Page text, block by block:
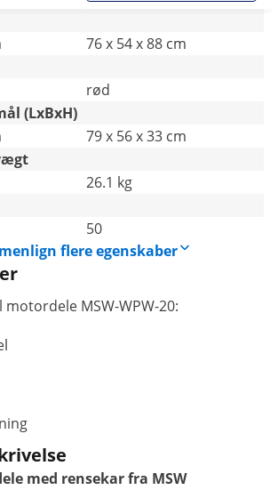
76 x 54 x 88 cm
rød
(LxBxH)
79 x 56 x 33 cm
26.1 kg
50
flere egenskaber
motordele MSW-WPW-20:
med rensekar fra MSW